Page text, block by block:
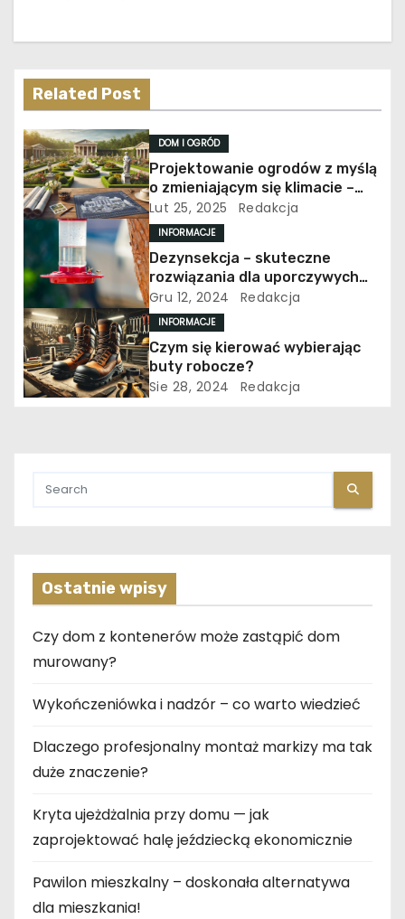
a
c
j
a
w
p
i
s
u
Related Post
DOM I OGRÓD
Projektowanie ogrodów z myślą
o zmieniającym się klimacie –
nowe wyzwania i rozwiązania
Lut 25, 2025 Redakcja
INFORMACJE
Dezynsekcja – skuteczne
rozwiązania dla uporczywych
problemów z owadami
Gru 12, 2024 Redakcja
INFORMACJE
Czym się kierować wybierając
buty robocze?
Sie 28, 2024 Redakcja
Ostatnie wpisy
Czy dom z kontenerów może zastąpić dom
murowany?
Wykończeniówka i nadzór – co warto wiedzieć
Dlaczego profesjonalny montaż markizy ma tak
duże znaczenie?
Kryta ujeżdżalnia przy domu — jak
zaprojektować halę jeździecką ekonomicznie
Pawilon mieszkalny – doskonała alternatywa
dla mieszkania!